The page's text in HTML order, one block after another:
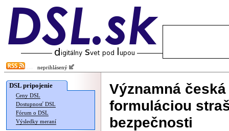
neprihlásený
DSL pripojenie
Ceny DSL
Dostupnosť DSL
Fórum o DSL
Výsledky meraní
Významná
formuláciou
bezpečnosti